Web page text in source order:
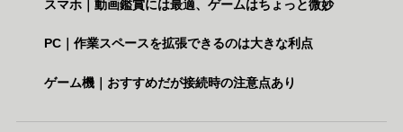
スマホ｜動画鑑賞には最適、ゲームはちょっと微妙
PC｜作業スペースを拡張できるのは大きな利点
ゲーム機｜おすすめだが接続時の注意点あり